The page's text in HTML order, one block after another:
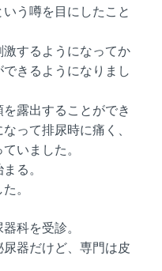
う噂を目にしたこと
するようになってか
きるようになりまし
露出することができ
って排尿時に痛く、
いました。
る。
。
科を受診。
器だけど、専門は皮